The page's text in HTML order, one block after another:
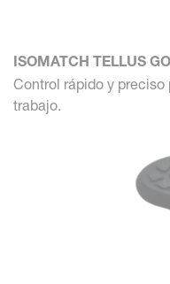
ISOMATCH TELLUS
Control rápido y
trabajo.